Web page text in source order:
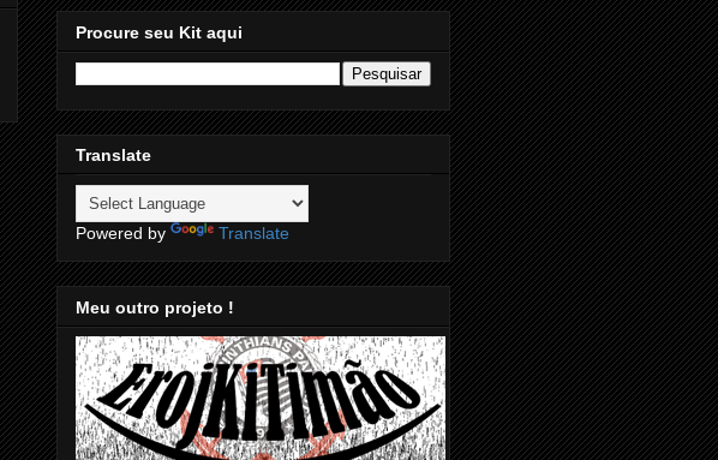
Procure seu Kit aqui
Translate
Powered by Translate
Meu outro projeto !